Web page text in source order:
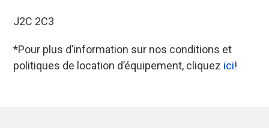
J2C 2C3
*Pour plus d’information sur nos conditions et
politiques de location d’équipement, cliquez ici!